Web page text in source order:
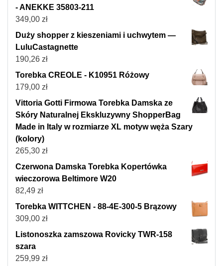
- ANEKKE 35803-211
349,00 zł
Duży shopper z kieszeniami i uchwytem —
LuluCastagnette
190,26 zł
Torebka CREOLE - K10951 Różowy
179,00 zł
Vittoria Gotti Firmowa Torebka Damska ze
Skóry Naturalnej Ekskluzywny ShopperBag
Made in Italy w rozmiarze XL motyw węża Szary
(kolory)
265,30 zł
Czerwona Damska Torebka Kopertówka
wieczorowa Beltimore W20
82,49 zł
Torebka WITTCHEN - 88-4E-300-5 Brązowy
309,00 zł
Listonoszka zamszowa Rovicky TWR-158
szara
259,99 zł